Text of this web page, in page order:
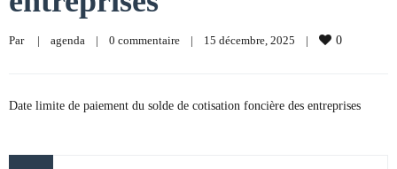
Par | agenda | 0 commentaire | 15 décembre, 2025 | 0
Date limite de paiement du solde de cotisation foncière des entreprises